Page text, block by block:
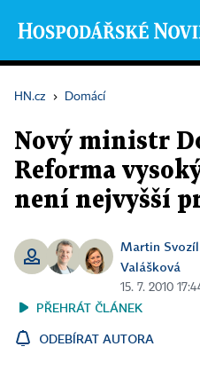
HN.cz › Domácí
Nový ministr
Reforma
není nejvyšší
Martin
Valášková
15. 7. 2010
PŘEHRÁT ČLÁNEK
ODEBÍRAT AUTORA